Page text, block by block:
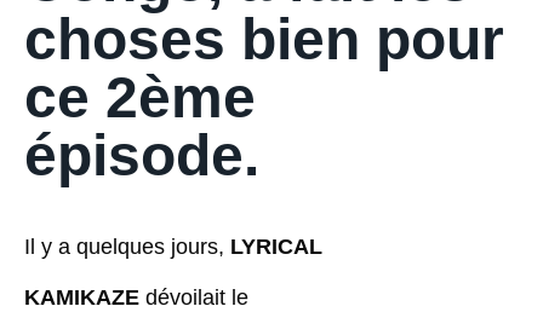
choses bien pour
ce 2ème
épisode.
Il y a quelques jours, LYRICAL
KAMIKAZE dévoilait le